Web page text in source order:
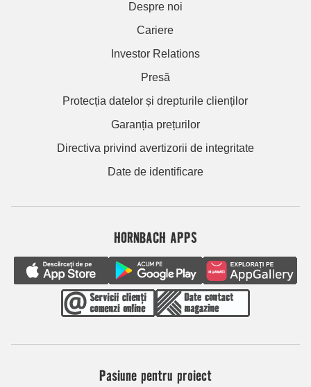
Despre noi
Cariere
Investor Relations
Presă
Protecția datelor și drepturile clienților
Garanția prețurilor
Directiva privind avertizorii de integritate
Date de identificare
HORNBACH APPS
Pasiune pentru proiect